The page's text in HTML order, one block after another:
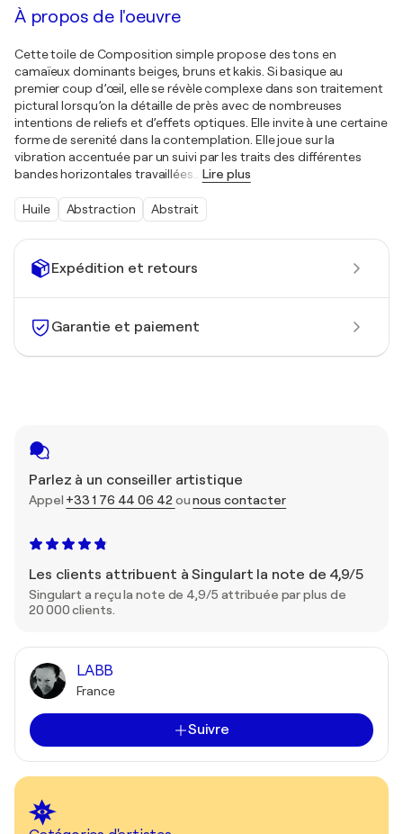
Expédition et retours
Garantie et paiement
Parlez à un conseiller artistique
Appel +33 1 76 44 06 42 ounous contacter
Les clients attribuent à Singulart la note de 4,9/5
Singulart a reçu la note de 4,9/5 attribuée par plus de
20 000 clients.
LABB
France
Suivre
À propos de l'oeuvre
Cette toile de Composition simple propose des tons en
camaïeux dominants beiges, bruns et kakis. Si basique au
premier coup d’œil, elle se révèle complexe dans son traitement
pictural lorsqu’on la détaille de près avec de nombreuses
intentions de reliefs et d’effets optiques. Elle invite à une certaine
forme de serenité dans la contemplation. Elle joue sur la
vibration accentuée par un suivi par les traits des différentes
bandes horizontales travaillées
Lire plus
Huile Abstraction Abstrait